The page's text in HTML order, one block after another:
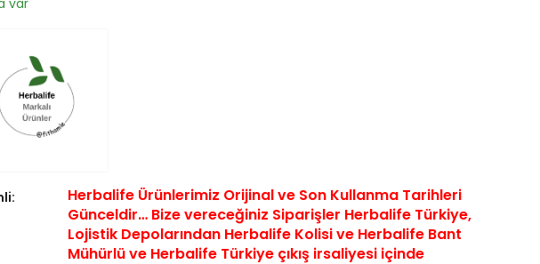
Herbalife Ürünlerimiz Orijinal ve Son Kullanma Tarihleri
Günceldir… Bize vereceğiniz Siparişler Herbalife Türkiye,
Lojistik Depolarından Herbalife Kolisi ve Herbalife Bant
Mühürlü ve Herbalife Türkiye çıkış irsaliyesi içinde